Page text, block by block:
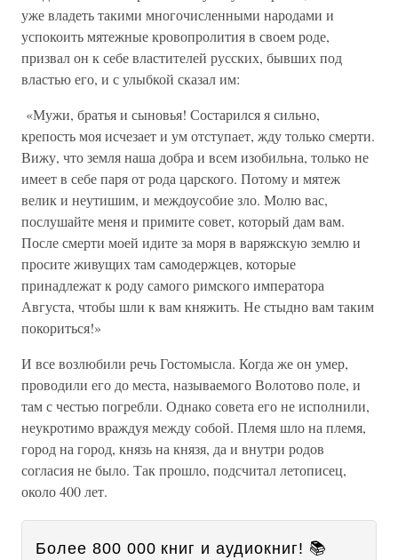
уже владеть такими многочисленными народами и
успокоить мятежные кровопролития в своем роде,
призвал он к себе властителей русских, бывших под
властью его, и с улыбкой сказал им:
«Мужи, братья и сыновья! Состарился я сильно,
крепость моя исчезает и ум отступает, жду только смерти.
Вижу, что земля наша добра и всем изобильна, только не
имеет в себе паря от рода царского. Потому и мятеж
велик и неутишим, и междоусобие зло. Молю вас,
послушайте меня и примите совет, который дам вам.
После смерти моей идите за моря в варяжскую землю и
просите живущих там самодержцев, которые
принадлежат к роду самого римского императора
Августа, чтобы шли к вам княжить. Не стыдно вам таким
покориться!»
И все возлюбили речь Гостомысла. Когда же он умер,
проводили его до места, называемого Волотово поле, и
там с честью погребли. Однако совета его не исполнили,
неукротимо враждуя между собой. Племя шло на племя,
город на город, князь на князя, да и внутри родов
согласия не было. Так прошло, подсчитал летописец,
около 400 лет.
Более 800 000 книг и аудиокниг! 📚